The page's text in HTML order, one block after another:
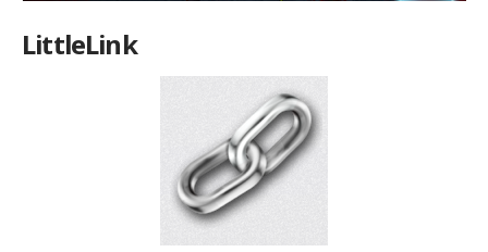
LittleLink